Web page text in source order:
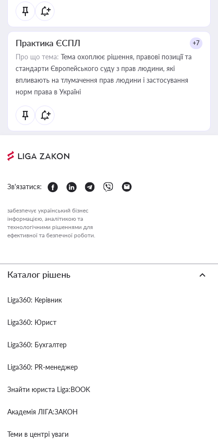
Практика ЄСПЛ +7
Про що тема: Тема охоплює рішення, правові позиції та
стандарти Європейського суду з прав людини, які
впливають на тлумачення прав людини і застосування
норм права в Україні
Зв'язатися:
забезпечує український бізнес
інформацією, аналітикою та
технологічними рішеннями для
ефективної та безпечної роботи.
Каталог рішень
Liga360: Керівник
Liga360: Юрист
Liga360: Бухгалтер
Liga360: PR-менеджер
Знайти юриста Liga:BOOK
Академія ЛІГА:ЗАКОН
Теми в центрі уваги